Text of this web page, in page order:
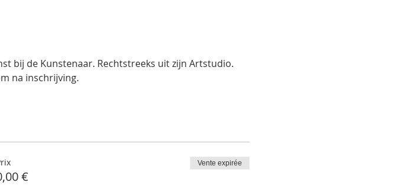
bij de Kunstenaar. Rechtstreeks uit zijn Artstudio.
na inschrijving.
€
Vente expirée